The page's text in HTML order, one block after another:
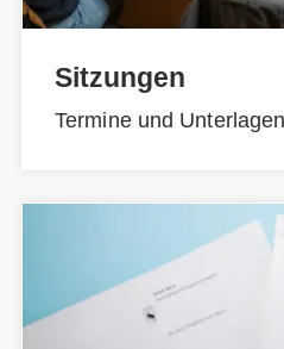
Sitzungen
Termine und